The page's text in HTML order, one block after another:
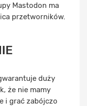
Mastodon ma
przetworników.
duży
że nie mamy
i grać zabójczo